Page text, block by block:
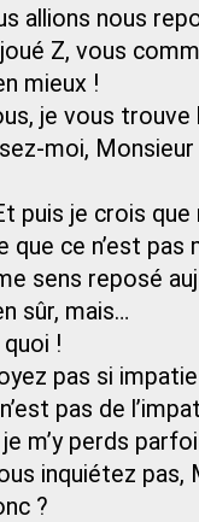
allions nous
Z, vous
mieux !
je vous trouve
moi,
puis je crois
que ce n’est pas
sens reposé
sûr, mais…
!
pas si
pas de
m’y perds
inquiétez pas,
?